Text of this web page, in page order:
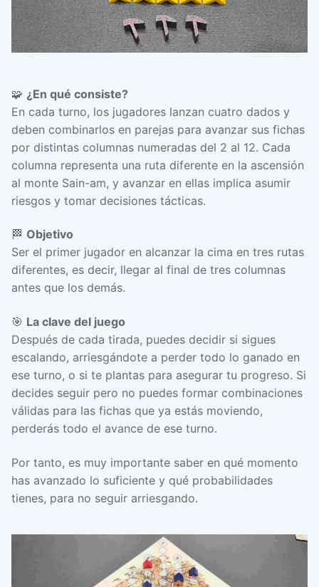
🧩 ¿En qué consiste?
En cada turno, los jugadores lanzan cuatro dados y
deben combinarlos en parejas para avanzar sus fichas
por distintas columnas numeradas del 2 al 12. Cada
columna representa una ruta diferente en la ascensión
al monte Sain-am, y avanzar en ellas implica asumir
riesgos y tomar decisiones tácticas.
🏁 Objetivo
Ser el primer jugador en alcanzar la cima en tres rutas
diferentes, es decir, llegar al final de tres columnas
antes que los demás.
🎯 La clave del juego
Después de cada tirada, puedes decidir si sigues
escalando, arriesgándote a perder todo lo ganado en
ese turno, o si te plantas para asegurar tu progreso. Si
decides seguir pero no puedes formar combinaciones
válidas para las fichas que ya estás moviendo,
perderás todo el avance de ese turno.
Por tanto, es muy importante saber en qué momento
has avanzado lo suficiente y qué probabilidades
tienes, para no seguir arriesgando.